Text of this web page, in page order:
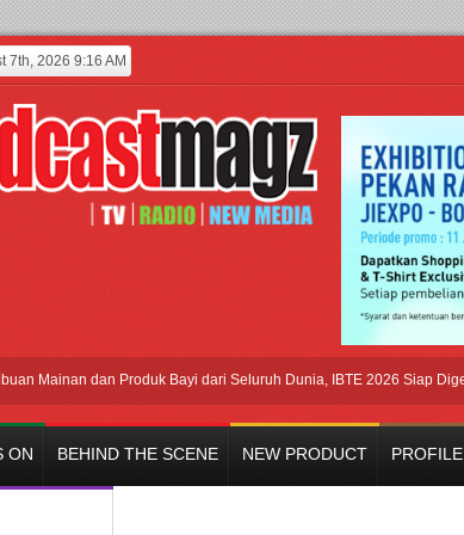
7th, 2026 9:16 AM
dan Produk Bayi dari Seluruh Dunia, IBTE 2026 Siap Digelar!
ON BEHIND THE SCENE NEW PRODUCT PROFILE